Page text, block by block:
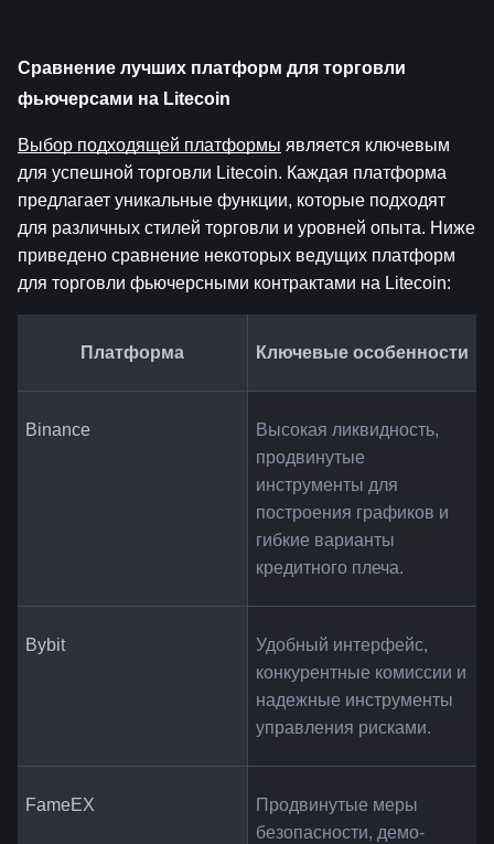
Сравнение лучших платформ для торговли
фьючерсами на Litecoin
Выбор подходящей платформы является ключевым
для успешной торговли Litecoin. Каждая платформа
предлагает уникальные функции, которые подходят
для различных стилей торговли и уровней опыта. Ниже
приведено сравнение некоторых ведущих платформ
для торговли фьючерсными контрактами на Litecoin:
Платформа Ключевые особенности
Binance
Высокая ликвидность,
продвинутые
инструменты для
построения графиков и
гибкие варианты
кредитного плеча.
Bybit
Удобный интерфейс,
конкурентные комиссии и
надежные инструменты
управления рисками.
FameEX
Продвинутые меры
безопасности, демо-